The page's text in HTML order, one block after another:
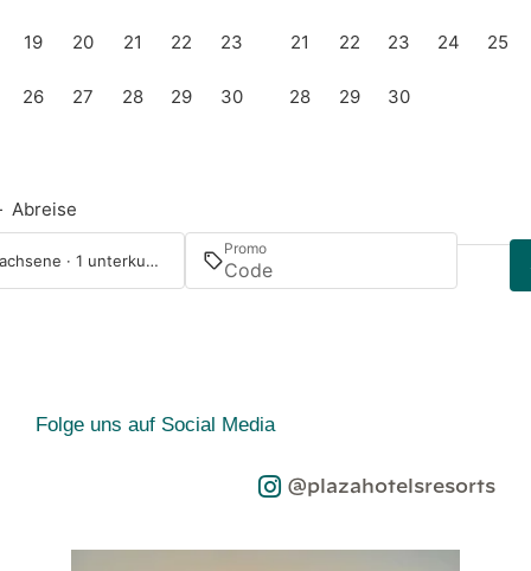
19 20 21 22 23
26 27 28 29 30
21 22 23 24 25
28 29 30
Abreise
2 Erwachsene · 1 unterkunft
Promo
Folge uns auf Social Media
@plazahotelsresorts